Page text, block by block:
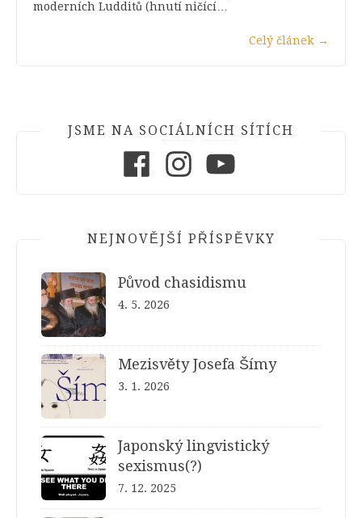
moderních Ludditů (hnutí ničící…
Celý článek →
JSME NA SOCIÁLNÍCH SÍTÍCH
NEJNOVĚJŠÍ PŘÍSPĚVKY
Původ chasidismu
4. 5. 2026
Mezisvěty Josefa Šímy
3. 1. 2026
Japonský lingvistický
sexismus(?)
7. 12. 2025